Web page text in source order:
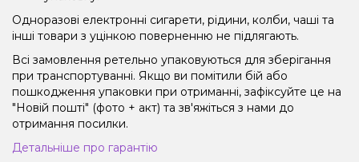
Одноразові електронні сигарети, рідини, колби, чаші та
інші товари з уцінкою поверненню не підлягають.
Всі замовлення ретельно упаковуються для зберігання
при транспортуванні. Якщо ви помітили бій або
пошкодження упаковки при отриманні, зафіксуйте це на
"Новій пошті" (фото + акт) та зв'яжіться з нами до
отримання посилки.
Детальніше про гарантію